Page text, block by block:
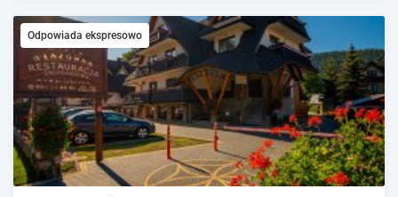
Odpowiada ekspresowo